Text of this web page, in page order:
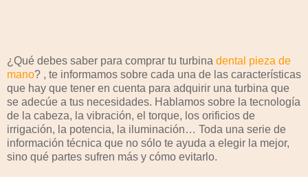
¿Qué debes saber para comprar tu turbina dental pieza de
mano? , te informamos sobre cada una de las características
que hay que tener en cuenta para adquirir una turbina que
se adecúe a tus necesidades. Hablamos sobre la tecnología
de la cabeza, la vibración, el torque, los orificios de
irrigación, la potencia, la iluminación… Toda una serie de
información técnica que no sólo te ayuda a elegir la mejor,
sino qué partes sufren más y cómo evitarlo.